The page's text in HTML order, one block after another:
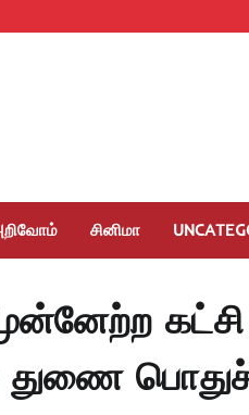
சினிமா
கட்சி
துணை